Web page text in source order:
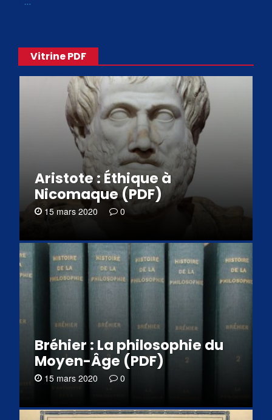
Vitrine PDF
Aristote : Éthique à
Nicomaque (PDF)
15 mars 2020 0
Bréhier : La philosophie du
Moyen-Âge (PDF)
15 mars 2020 0